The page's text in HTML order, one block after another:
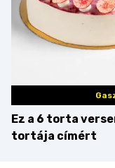
Ez a 6 torta
tortája címért